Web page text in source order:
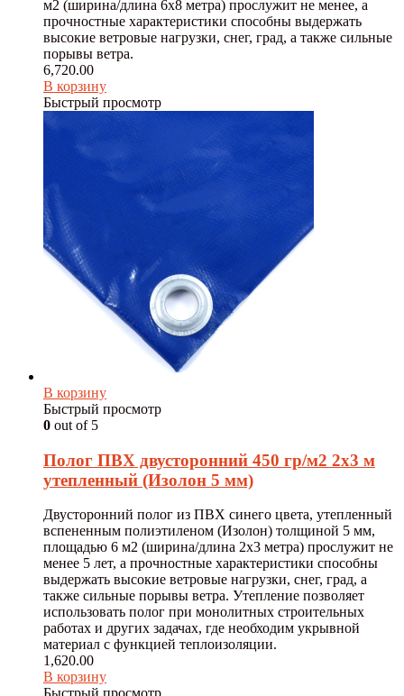
м2 (ширина/длина 6х8 метра) прослужит не менее, а
прочностные характеристики способны выдержать
высокие ветровые нагрузки, снег, град, а также сильные
порывы ветра.
6,720.00
В корзину
Быстрый просмотр
В корзину
Быстрый просмотр
0 out of 5
Полог ПВХ двусторонний 450 гр/м2 2х3 м
утепленный (Изолон 5 мм)
Двусторонний полог из ПВХ синего цвета, утепленный
вспененным полиэтиленом (Изолон) толщиной 5 мм,
площадью 6 м2 (ширина/длина 2х3 метра) прослужит не
менее 5 лет, а прочностные характеристики способны
выдержать высокие ветровые нагрузки, снег, град, а
также сильные порывы ветра. Утепление позволяет
использовать полог при монолитных строительных
работах и других задачах, где необходим укрывной
материал с функцией теплоизоляции.
1,620.00
В корзину